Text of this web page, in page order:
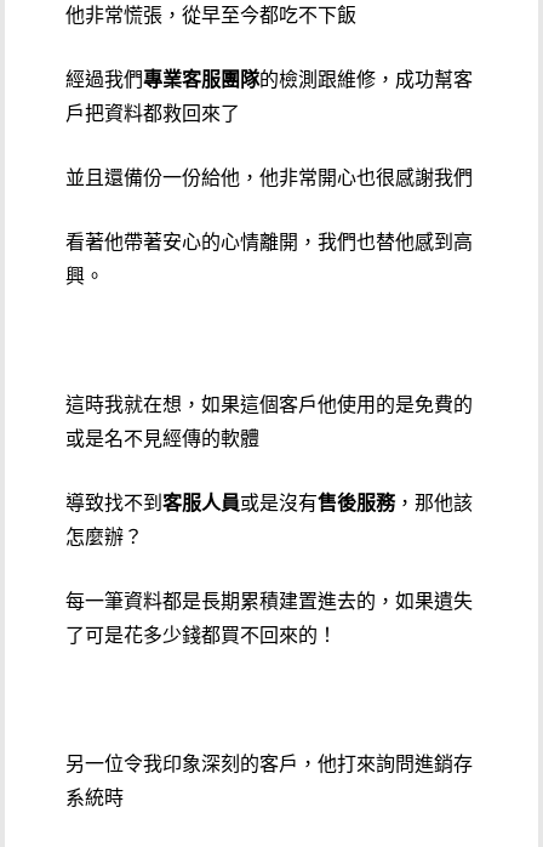
他非常慌張，從早至今都吃不下飯
經過我們專業客服團隊的檢測跟維修，成功幫客
戶把資料都救回來了
並且還備份一份給他，他非常開心也很感謝我們
看著他帶著安心的心情離開，我們也替他感到高
興。
這時我就在想，如果這個客戶他使用的是免費的
或是名不見經傳的軟體
導致找不到客服人員或是沒有售後服務，那他該
怎麼辦？
每一筆資料都是長期累積建置進去的，如果遺失
了可是花多少錢都買不回來的！
另一位令我印象深刻的客戶，他打來詢問進銷存
系統時